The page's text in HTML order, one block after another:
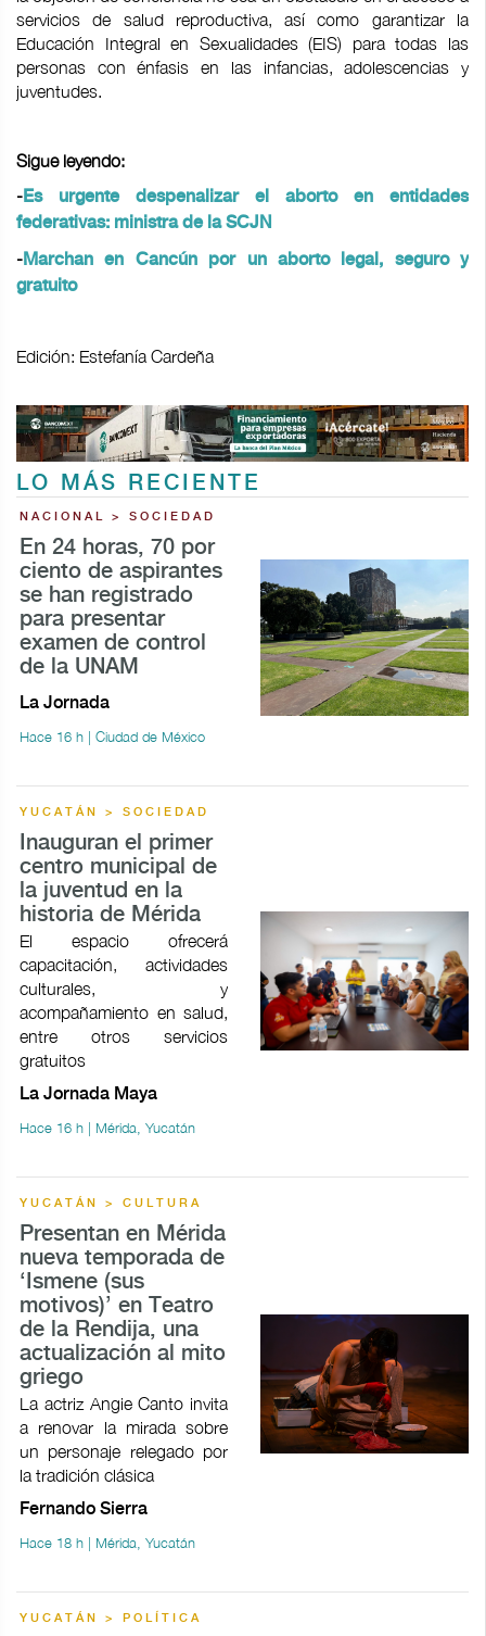
servicios de salud reproductiva, así como garantizar la
Educación Integral en Sexualidades (EIS) para todas las
personas con énfasis en las infancias, adolescencias y
juventudes.
Sigue leyendo:
-Es urgente despenalizar el aborto en entidades
federativas: ministra de la SCJN
-Marchan en Cancún por un aborto legal, seguro y
gratuito
Edición: Estefanía Cardeña
LO MÁS RECIENTE
NACIONAL > SOCIEDAD
En 24 horas, 70 por
ciento de aspirantes
se han registrado
para presentar
examen de control
de la UNAM
La Jornada
Hace 16 h | Ciudad de México
YUCATÁN > SOCIEDAD
Inauguran el primer
centro municipal de
la juventud en la
historia de Mérida
El espacio ofrecerá
capacitación, actividades
culturales, y
acompañamiento en salud,
entre otros servicios
gratuitos
La Jornada Maya
Hace 16 h | Mérida, Yucatán
YUCATÁN > CULTURA
Presentan en Mérida
nueva temporada de
‘Ismene (sus
motivos)’ en Teatro
de la Rendija, una
actualización al mito
griego
La actriz Angie Canto invita
a renovar la mirada sobre
un personaje relegado por
la tradición clásica
Fernando Sierra
Hace 18 h | Mérida, Yucatán
YUCATÁN > POLÍTICA